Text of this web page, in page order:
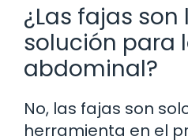
¿Las fajas
solución para
abdominal?
No, las fajas son
herramienta en el